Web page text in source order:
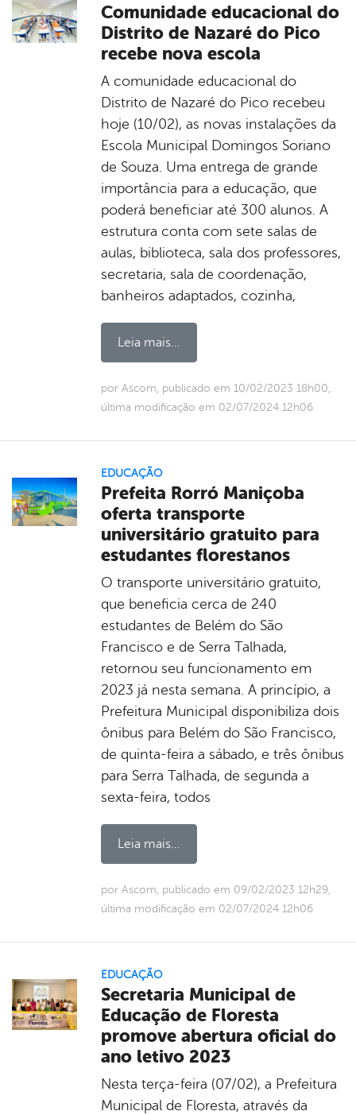
Comunidade educacional do
Distrito de Nazaré do Pico
recebe nova escola
A comunidade educacional do
Distrito de Nazaré do Pico recebeu
hoje (10/02), as novas instalações da
Escola Municipal Domingos Soriano
de Souza. Uma entrega de grande
importância para a educação, que
poderá beneficiar até 300 alunos. A
estrutura conta com sete salas de
aulas, biblioteca, sala dos professores,
secretaria, sala de coordenação,
banheiros adaptados, cozinha,
Leia mais...
por Ascom, publicado em 10/02/2023 18h00,
última modificação em 02/07/2024 12h06
EDUCAÇÃO
Prefeita Rorró Maniçoba
oferta transporte
universitário gratuito para
estudantes florestanos
O transporte universitário gratuito,
que beneficia cerca de 240
estudantes de Belém do São
Francisco e de Serra Talhada,
retornou seu funcionamento em
2023 já nesta semana. A princípio, a
Prefeitura Municipal disponibiliza dois
ônibus para Belém do São Francisco,
de quinta-feira a sábado, e três ônibus
para Serra Talhada, de segunda a
sexta-feira, todos
Leia mais...
por Ascom, publicado em 09/02/2023 12h29,
última modificação em 02/07/2024 12h06
EDUCAÇÃO
Secretaria Municipal de
Educação de Floresta
promove abertura oficial do
ano letivo 2023
Nesta terça-feira (07/02), a Prefeitura
Municipal de Floresta, através da